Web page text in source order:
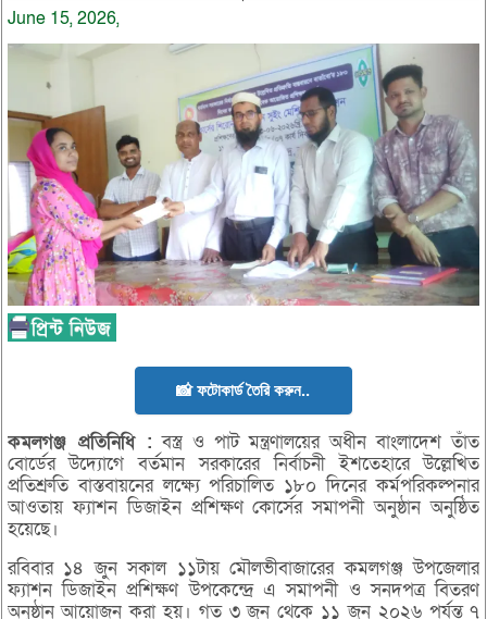
June 15, 2026,
📸 ফটোকার্ড তৈরি করুন..
কমলগঞ্জ প্রতিনিধি : বস্ত্র ও পাট মন্ত্রণালয়ের অধীন বাংলাদেশ তাঁত
বোর্ডের উদ্যোগে বর্তমান সরকারের নির্বাচনী ইশতেহারে উল্লেখিত
প্রতিশ্রুতি বাস্তবায়নের লক্ষ্যে পরিচালিত ১৮০ দিনের কর্মপরিকল্পনার
আওতায় ফ্যাশন ডিজাইন প্রশিক্ষণ কোর্সের সমাপনী অনুষ্ঠান অনুষ্ঠিত
হয়েছে।
রবিবার ১৪ জুন সকাল ১১টায় মৌলভীবাজারের কমলগঞ্জ উপজেলার
ফ্যাশন ডিজাইন প্রশিক্ষণ উপকেন্দ্রে এ সমাপনী ও সনদপত্র বিতরণ
অনুষ্ঠান আয়োজন করা হয়। গত ৩ জুন থেকে ১১ জুন ২০২৬ পর্যন্ত ৭